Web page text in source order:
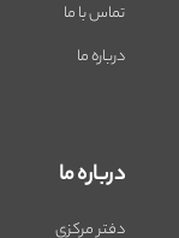
تماس با ما
درباره ما
درباره ما
دفتر مرکزی